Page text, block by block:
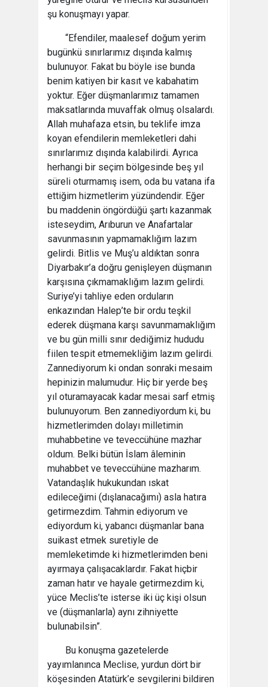
şu konuşmayı yapar.
“Efendiler, maalesef doğum yerim
bugünkü sınırlarımız dışında kalmış
bulunuyor. Fakat bu böyle ise bunda
benim katiyen bir kasıt ve kabahatim
yoktur. Eğer düşmanlarımız tamamen
maksatlarında muvaffak olmuş olsalardı.
Allah muhafaza etsin, bu teklife imza
koyan efendilerin memleketleri dahi
sınırlarımız dışında kalabilirdi. Ayrıca
herhangi bir seçim bölgesinde beş yıl
süreli oturmamış isem, oda bu vatana ifa
ettiğim hizmetlerim yüzündendir. Eğer
bu maddenin öngördüğü şartı kazanmak
isteseydim, Arıburun ve Anafartalar
savunmasının yapmamaklığım lazım
gelirdi. Bitlis ve Muş’u aldıktan sonra
Diyarbakır’a doğru genişleyen düşmanın
karşısına çıkmamaklığım lazım gelirdi.
Suriye’yi tahliye eden orduların
enkazından Halep’te bir ordu teşkil
ederek düşmana karşı savunmamaklığım
ve bu gün milli sınır dediğimiz hududu
fiilen tespit etmemekliğim lazım gelirdi.
Zannediyorum ki ondan sonraki mesaim
hepinizin malumudur. Hiç bir yerde beş
yıl oturamayacak kadar mesai sarf etmiş
bulunuyorum. Ben zannediyordum ki, bu
hizmetlerimden dolayı milletimin
muhabbetine ve teveccühüne mazhar
oldum. Belki bütün İslam âleminin
muhabbet ve teveccühüne mazharım.
Vatandaşlık hukukundan ıskat
edileceğimi (dışlanacağımı) asla hatıra
getirmezdim. Tahmin ediyorum ve
ediyordum ki, yabancı düşmanlar bana
suikast etmek suretiyle de
memleketimde ki hizmetlerimden beni
ayırmaya çalışacaklardır. Fakat hiçbir
zaman hatır ve hayale getirmezdim ki,
yüce Meclis’te isterse iki üç kişi olsun
ve (düşmanlarla) aynı zihniyette
bulunabilsin”.
Bu konuşma gazetelerde
yayımlanınca Meclise, yurdun dört bir
köşesinden Atatürk’e sevgilerini bildiren